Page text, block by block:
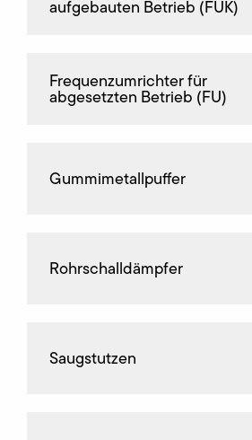
aufgebauten Betrieb (FUK)
Frequenz­umrichter für
abgesetzten Betrieb (FU)
Gummimetallpuffer
Rohrschalldämpfer
Saugstutzen